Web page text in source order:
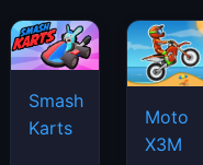
Smash
Karts
Moto
X3M